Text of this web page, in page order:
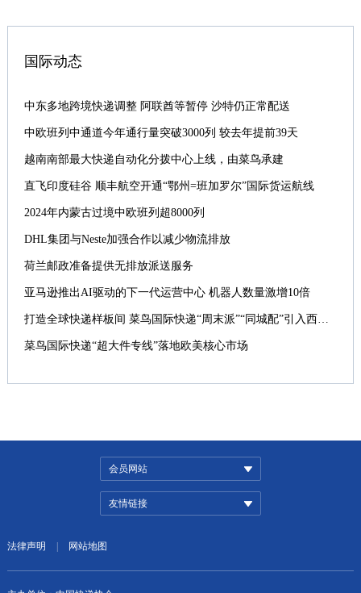
国际动态
中东多地跨境快递调整 阿联酋等暂停 沙特仍正常配送
中欧班列中通道今年通行量突破3000列 较去年提前39天
越南南部最大快递自动化分拨中心上线，由菜鸟承建
直飞印度硅谷 顺丰航空开通“鄂州=班加罗尔”国际货运航线
2024年内蒙古过境中欧班列超8000列
DHL集团与Neste加强合作以减少物流排放
荷兰邮政准备提供无排放派送服务
亚马逊推出AI驱动的下一代运营中心 机器人数量激增10倍
打造全球快递样板间 菜鸟国际快递“周末派”“同城配”引入西班牙
菜鸟国际快递“超大件专线”落地欧美核心市场
会员网站
友情链接
法律声明 网站地图